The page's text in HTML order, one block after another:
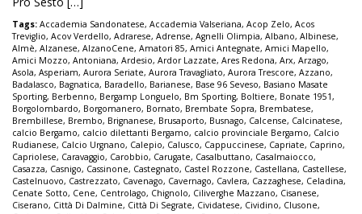
Tags: Accademia Sandonatese, Accademia Valseriana, Acop Zelo, Acos
Treviglio, Acov Verdello, Adrarese, Adrense, Agnelli Olimpia, Albano, Albinese,
Almè, Alzanese, AlzanoCene, Amatori 85, Amici Antegnate, Amici Mapello,
Amici Mozzo, Antoniana, Ardesio, Ardor Lazzate, Ares Redona, Arx, Arzago,
Asola, Asperiam, Aurora Seriate, Aurora Travagliato, Aurora Trescore, Azzano,
Badalasco, Bagnatica, Baradello, Barianese, Base 96 Seveso, Basiano Masate
Sporting, Berbenno, Bergamp Longuelo, Bm Sporting, Boltiere, Bonate 1951,
Borgolombardo, Borgomanero, Bornato, Brembate Sopra, Brembatese,
Brembillese, Brembo, Brignanese, Brusaporto, Busnago, Calcense, Calcinatese,
calcio Bergamo, calcio dilettanti Bergamo, calcio provinciale Bergamo, Calcio
Rudianese, Calcio Urgnano, Calepio, Calusco, Cappuccinese, Capriate, Caprino,
Capriolese, Caravaggio, Carobbio, Carugate, Casalbuttano, Casalmaiocco,
Casazza, Casnigo, Cassinone, Castegnato, Castel Rozzone, Castellana, Castellese,
Castelnuovo, Castrezzato, Cavenago, Cavernago, Cavlera, Cazzaghese, Celadina,
Cenate Sotto, Cene, Centrolago, Chignolo, Ciliverghe Mazzano, Cisanese,
Ciserano, Città Di Dalmine, Città Di Segrate, Cividatese, Cividino, Clusone,